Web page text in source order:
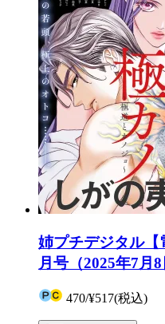
姉プチデジタル【
月号（2025年7月8
470/¥517(税込)